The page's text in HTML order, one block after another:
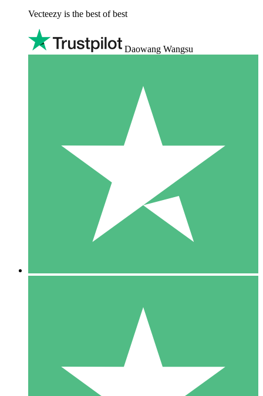
Vecteezy is the best of best
Daowang Wangsu